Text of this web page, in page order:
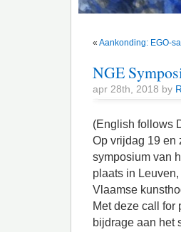
« Aankonding: EGO-
NGE
apr 28th, 2018 by
(English follows
Op vrijdag 19 en
symposium van
plaats in
Vlaamse
Met deze call for
bijdrage aan het